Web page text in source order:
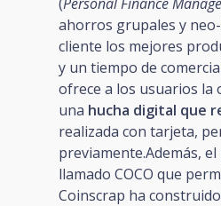
ahorros grupales y
cliente los mejores
y un tiempo de
ofrece a los usuarios la
una hucha digital que
realizada con tarjeta,
previamente.Además,
llamado COCO que
Coinscrap ha